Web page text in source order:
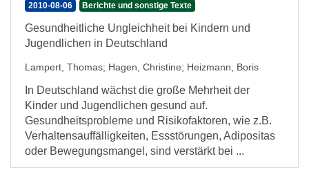
2010-08-06 Berichte und sonstige Texte
Gesundheitliche Ungleichheit bei Kindern und
Jugendlichen in Deutschland
Lampert, Thomas; Hagen, Christine; Heizmann, Boris
In Deutschland wächst die große Mehrheit der
Kinder und Jugendlichen gesund auf.
Gesundheitsprobleme und Risikofaktoren, wie z.B.
Verhaltensauffälligkeiten, Essstörungen, Adipositas
oder Bewegungsmangel, sind verstärkt bei ...